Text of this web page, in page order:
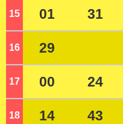
15 01 31
16 29
17 00 24
18 14 43